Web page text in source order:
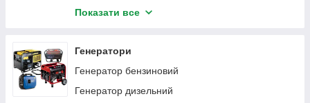
Дрилі
Лобзик акумуляторний
Човнові мотори
Міксер будівельний акумуляторний
Гравери бормашини
Фарбопульт
Лобзики
Міксери
Показати все
Генератори
Генератор бензиновий
Генератор дизельний